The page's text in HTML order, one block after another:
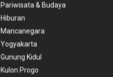
Pariwisata & Budaya
Hiburan
Mancanegara
Yogyakarta
Gunung Kidul
Kulon Progo